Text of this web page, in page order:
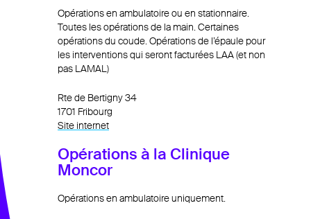
exercices
Contact
votre premier rendez-vous
& recherche
Opérations en ambulatoire ou en stationnaire.
Toutes les opérations de la main. Certaines
opérations du coude. Opérations de l’épaule pour
les interventions qui seront facturées LAA (et non
pas LAMAL)
Rte de Bertigny 34
1701 Fribourg
Site internet
Opérations à la Clinique
Moncor
Opérations en ambulatoire uniquement.